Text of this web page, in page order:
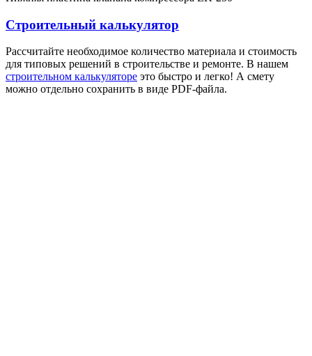
Строительный калькулятор
Рассчитайте необходимое количество материала и стоимость
для типовых решений в строительстве и ремонте. В нашем
строительном калькуляторе это быстро и легко! А смету
можно отдельно сохранить в виде PDF-файла.